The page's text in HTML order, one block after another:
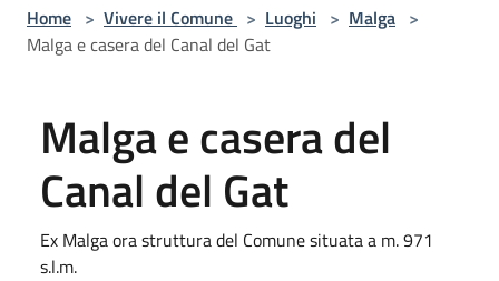
Home > Vivere il Comune > Luoghi > Malga >
Malga e casera del Canal del Gat
Malga e casera del
Canal del Gat
Ex Malga ora struttura del Comune situata a m. 971
s.l.m.